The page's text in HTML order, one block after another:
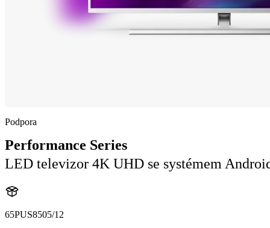
Podpora
Performance Series
LED televizor 4K UHD se systémem
65PUS8505/12